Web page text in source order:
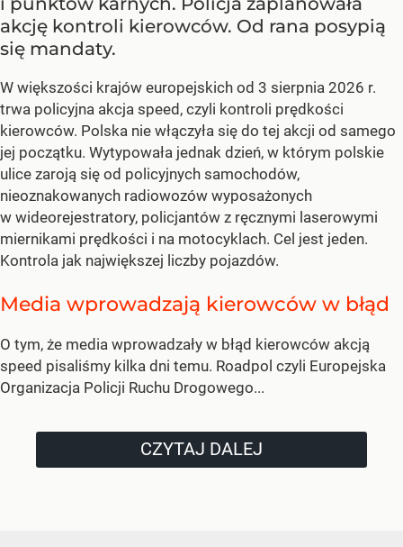
akcję kontroli kierowców. Od rana posypią
się mandaty.
W większości krajów europejskich od 3 sierpnia 2026 r.
trwa policyjna akcja speed, czyli kontroli prędkości
kierowców. Polska nie włączyła się do tej akcji od samego
jej początku. Wytypowała jednak dzień, w którym polskie
ulice zaroją się od policyjnych samochodów,
nieoznakowanych radiowozów wyposażonych
w wideorejestratory, policjantów z ręcznymi laserowymi
miernikami prędkości i na motocyklach. Cel jest jeden.
Kontrola jak największej liczby pojazdów.
Media wprowadzają kierowców w błąd
O tym, że media wprowadzały w błąd kierowców akcją
speed pisaliśmy kilka dni temu. Roadpol czyli Europejska
Organizacja Policji Ruchu Drogowego...
CZYTAJ DALEJ